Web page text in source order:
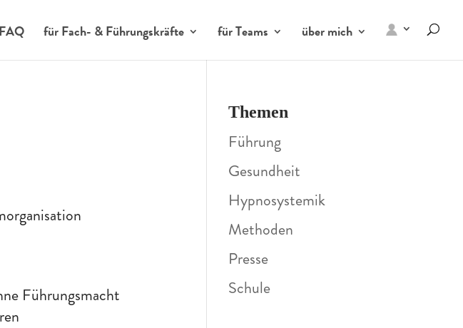
FAQ für Fach- & Führungskräfte für Teams über mich
Führungsmacht
Themen
Führung
Gesundheit
Hypnosystemik
Methoden
Presse
Schule